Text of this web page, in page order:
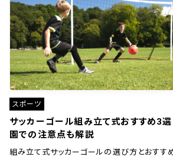
スポーツ
サッカーゴール組み立て式おすすめ3選
園での注意点も解説
組み立て式サッカーゴールの選び方とおすす